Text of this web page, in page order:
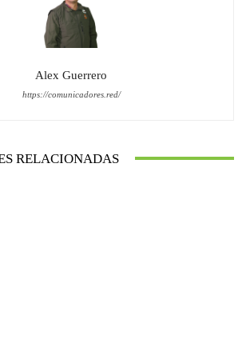
Alex Guerrero
https://comunicadores.red/
RELACIONADAS